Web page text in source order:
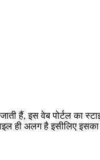
हैं, इस वेब पोर्टल का
ही अलग है इसीलिए इसका